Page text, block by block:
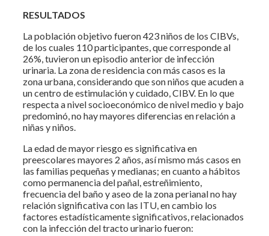
RESULTADOS
La población objetivo fueron 423 niños de los CIBVs,
de los cuales 110 participantes, que corresponde al
26%, tuvieron un episodio anterior de infección
urinaria. La zona de residencia con más casos es la
zona urbana, considerando que son niños que acuden a
un centro de estimulación y cuidado, CIBV. En lo que
respecta a nivel socioeconómico de nivel medio y bajo
predominó, no hay mayores diferencias en relación a
niñas y niños.
La edad de mayor riesgo es significativa en
preescolares mayores 2 años, así mismo más casos en
las familias pequeñas y medianas; en cuanto a hábitos
como permanencia del pañal, estreñimiento,
frecuencia del baño y aseo de la zona perianal no hay
relación significativa con las ITU, en cambio los
factores estadísticamente significativos, relacionados
con la infección del tracto urinario fueron: